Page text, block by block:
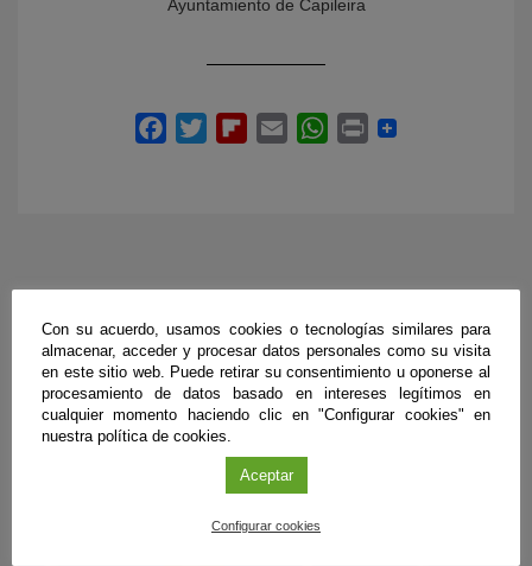
Ayuntamiento de Capileira
EVENTOS RELACIONADOS
Con su acuerdo, usamos cookies o tecnologías similares para
almacenar, acceder y procesar datos personales como su visita
en este sitio web. Puede retirar su consentimiento u oponerse al
procesamiento de datos basado en intereses legítimos en
cualquier momento haciendo clic en "Configurar cookies" en
nuestra política de cookies.
Aceptar
Configurar cookies